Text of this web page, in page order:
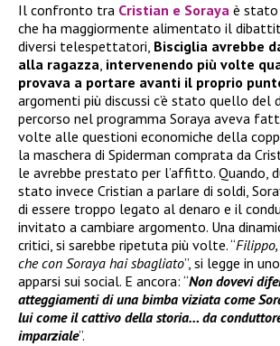
Il confronto tra Cristian e Soraya è stato
che ha maggiormente alimentato il
diversi telespettatori, Bisciglia avrebbe
alla ragazza, intervenendo più volte
provava a portare avanti il proprio
argomenti più discussi c’è stato quello del
percorso nel programma Soraya aveva
volte alle questioni economiche della
la maschera di Spiderman comprata da
le avrebbe prestato per l’affitto. Quando,
stato invece Cristian a parlare di soldi,
di essere troppo legato al denaro e il
invitato a cambiare argomento. Una
critici, si sarebbe ripetuta più volte. “
che con Soraya hai sbagliato”, si legge in
apparsi sui social. E ancora: “Non dovevi
atteggiamenti di una bimba viziata come
lui come il cattivo della storia… da
imparziale”.